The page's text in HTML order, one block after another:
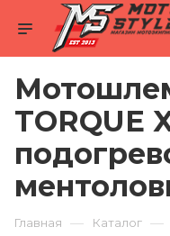
TORQUE
Главная — Каталог —